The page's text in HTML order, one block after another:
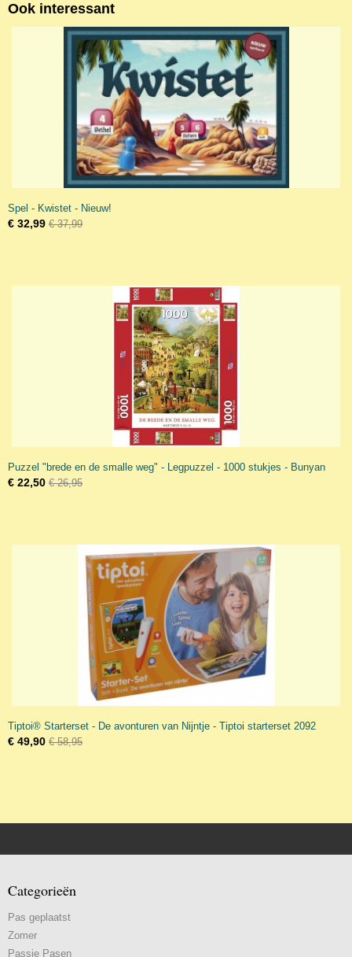
Ook interessant
Spel - Kwistet - Nieuw!
€ 32,99 € 37,99
Puzzel "brede en de smalle weg" - Legpuzzel - 1000 stukjes - Bunyan
€ 22,50 € 26,95
Tiptoi® Starterset - De avonturen van Nijntje - Tiptoi starterset 2092
€ 49,90 € 58,95
Categorieën
Pas geplaatst
Zomer
Passie Pasen